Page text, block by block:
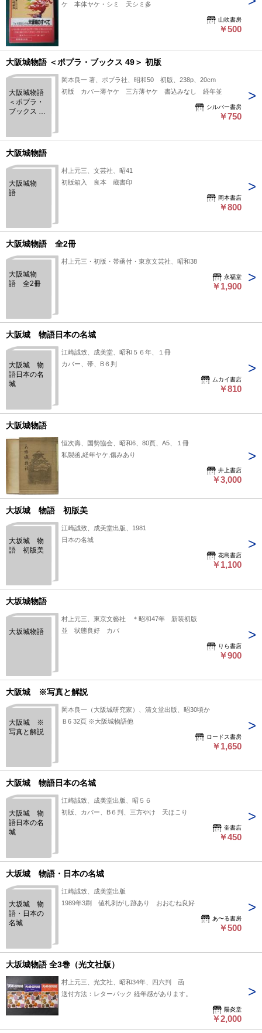
ケ 本体ヤケ・シミ 天シミ多
山吹書房
￥500
大阪城物語 ＜ポプラ・ブックス 49＞ 初版
大阪城物語
＜ポプラ・
ブックス 49
岡本良一 著、ポプラ社、昭和50 初版、238p、20cm
初版 カバー薄ヤケ 三方薄ヤケ 書込みなし 経年並
シルバー書房
￥750
大阪城物語
大阪城物
語
村上元三、文芸社、昭41
初版箱入 良本 蔵書印
岡本書店
￥800
大阪城物語 全2冊
大阪城物
語 全2冊
村上元三・初版・帯凾付・東京文芸社、昭和38
永福堂
￥1,900
大阪城 物語日本の名城
大阪城 物
語日本の名
城
江崎誠致、成美堂、昭和５６年、１冊
カバー、帯、B６判
ムカイ書店
￥810
大阪城物語
恒次壽、国勢協会、昭和6、80頁、A5、１冊
私製函,経年ヤケ,傷みあり
井上書店
￥3,000
大坂城 物語 初版美
大坂城 物
語 初版美
江崎誠致、成美堂出版、1981
日本の名城
花島書店
￥1,100
大坂城物語
大坂城物語
村上元三、東京文藝社 ＊昭和47年 新装初版
並 状態良好 カバ
りら書店
￥900
大阪城 ※写真と解説
大阪城 ※
写真と解説
岡本良一（大阪城研究家）、清文堂出版、昭30頃か
Ｂ6 32頁 ※大阪城物語他
ロードス書房
￥1,650
大阪城 物語日本の名城
大阪城 物
語日本の名
城
江崎誠致、成美堂出版、昭５６
初版、カバー、B６判、三方やけ 天ほこり
奎書店
￥450
大坂城 物語・日本の名城
大坂城 物
語・日本の
名城
江崎誠致、成美堂出版
1989年3刷 値札剥がし跡あり おおむね良好
あ〜る書房
￥500
大坂城物語 全3巻（光文社版）
村上元三、光文社、昭和34年、四六判 函
送付方法：レターパック 経年感があります。
陽炎堂
￥2,000